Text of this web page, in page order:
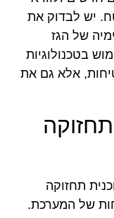
יש לבדוק את
של הגז
בטכנולוגיות
אלא גם את
תחזוקה
של המערכת.